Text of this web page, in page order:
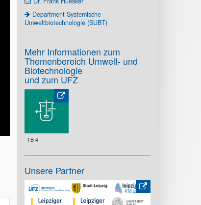
Department Systemische
Umweltbiotechnologie (SUBT)
Mehr Informationen zum
Themenbereich Umwelt- und
Biotechnologie
und zum UFZ
TB 4
Unsere Partner